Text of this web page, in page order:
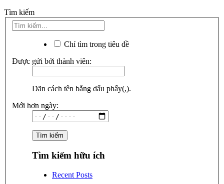
Tìm kiếm
Chỉ tìm trong tiêu đề
Được gửi bởi thành viên:
Dãn cách tên bằng dấu phẩy(,).
Mới hơn ngày:
Tìm kiếm hữu ích
Recent Posts